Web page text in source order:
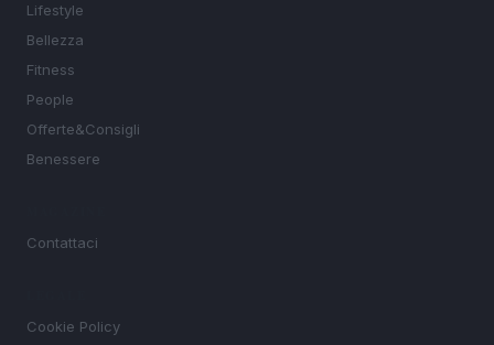
Lifestyle
Bellezza
Fitness
People
Offerte&Consigli
Benessere
Contattaci
Cookie Policy